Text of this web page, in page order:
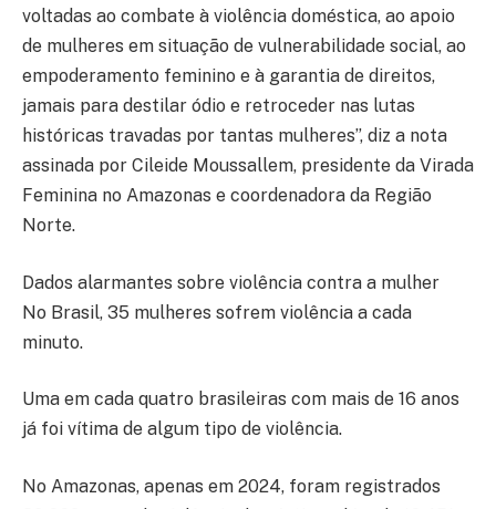
voltadas ao combate à violência doméstica, ao apoio
de mulheres em situação de vulnerabilidade social, ao
empoderamento feminino e à garantia de direitos,
jamais para destilar ódio e retroceder nas lutas
históricas travadas por tantas mulheres”, diz a nota
assinada por Cileide Moussallem, presidente da Virada
Feminina no Amazonas e coordenadora da Região
Norte.
Dados alarmantes sobre violência contra a mulher
No Brasil, 35 mulheres sofrem violência a cada
minuto.
Uma em cada quatro brasileiras com mais de 16 anos
já foi vítima de algum tipo de violência.
No Amazonas, apenas em 2024, foram registrados